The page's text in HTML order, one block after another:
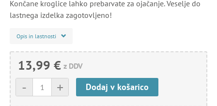
Končane kroglice lahko prebarvate za ojačanje. Veselje do
lastnega izdelka zagotovljeno!
Opis in lastnosti
13,99 € z DDV
+
- Dodaj v košarico